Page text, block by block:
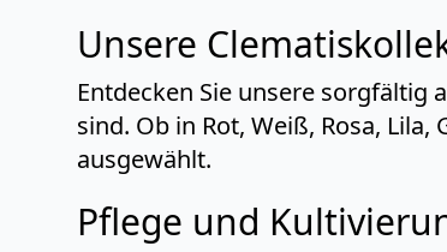
Unsere
Entdecken Sie unsere
sind. Ob in Rot, Weiß, Rosa,
ausgewählt.
Pflege und